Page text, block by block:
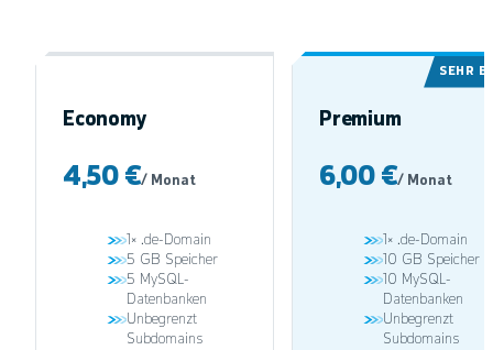
Economy
4,50 €/ Monat
1× .de-Domain
5 GB Speicher
5 MySQL-
Datenbanken
Unbegrenzt
Subdomains
SEHR
Premium
6,00 €/ Monat
1× .de-Domain
10 GB Speicher
10 MySQL-
Datenbanken
Unbegrenzt
Subdomains